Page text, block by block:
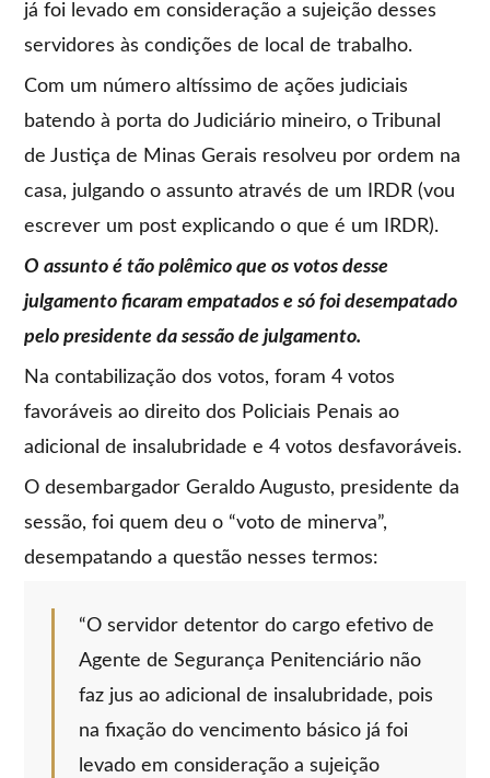
já foi levado em consideração a sujeição desses
servidores às condições de local de trabalho.
Com um número altíssimo de ações judiciais
batendo à porta do Judiciário mineiro, o Tribunal
de Justiça de Minas Gerais resolveu por ordem na
casa, julgando o assunto através de um IRDR (vou
escrever um post explicando o que é um IRDR).
O assunto é tão polêmico que os votos desse
julgamento ficaram empatados e só foi desempatado
pelo presidente da sessão de julgamento.
Na contabilização dos votos, foram 4 votos
favoráveis ao direito dos Policiais Penais ao
adicional de insalubridade e 4 votos desfavoráveis.
O desembargador Geraldo Augusto, presidente da
sessão, foi quem deu o “voto de minerva”,
desempatando a questão nesses termos:
“O servidor detentor do cargo efetivo de
Agente de Segurança Penitenciário não
faz jus ao adicional de insalubridade, pois
na fixação do vencimento básico já foi
levado em consideração a sujeição